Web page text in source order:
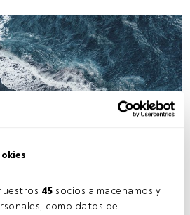
45 socios almacenamos y
como datos de